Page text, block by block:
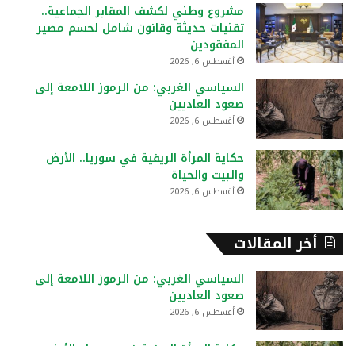
ن
مشروع وطني لكشف المقابر الجماعية..
تقنيات حديثة وقانون شامل لحسم مصير
المفقودين
أغسطس 6, 2026
السياسي الغربي: من الرموز اللامعة إلى
صعود العاديين
أغسطس 6, 2026
حكاية المرأة الريفية في سوريا.. الأرض
والبيت والحياة
أغسطس 6, 2026
أخر المقالات
السياسي الغربي: من الرموز اللامعة إلى
صعود العاديين
أغسطس 6, 2026